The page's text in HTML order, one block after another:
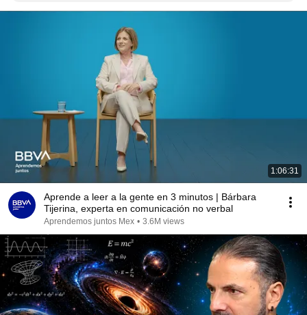
1:06:31
Aprende a leer a la gente en 3 minutos | Bárbara
Tijerina, experta en comunicación no verbal
Aprendemos juntos Mex • 3.6M views